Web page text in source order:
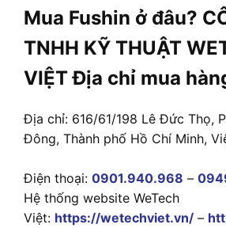
Mua Fushin ở đâu?
TNHH KỸ THUẬT
VIỆT Địa chỉ mua
Địa chỉ: 616/61/198 Lê Đức Thọ,
Đông, Thành phố Hồ Chí Minh,
Điện thoại: 0901.940.968 –
Hệ thống website WeTech
Việt: https://wetechviet.vn/ –